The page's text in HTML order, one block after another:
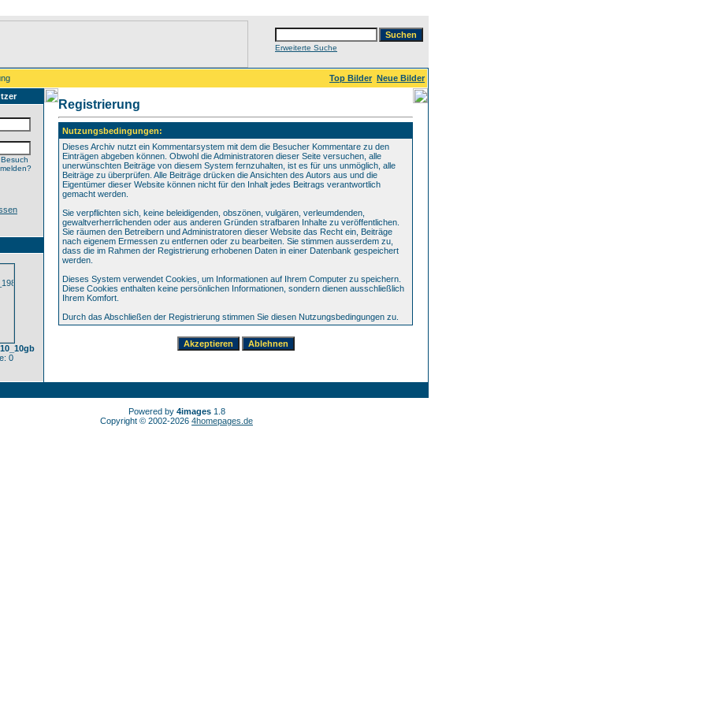
Erweiterte Suche
Top Bilder Neue Bilder
0
Registrierung
Nutzungsbedingungen:
Dieses Archiv nutzt ein Kommentarsystem mit dem die Besucher Kommentare zu den
Einträgen abgeben können. Obwohl die Administratoren dieser Seite versuchen, alle
unerwünschten Beiträge von diesem System fernzuhalten, ist es für uns unmöglich, alle
Beiträge zu überprüfen. Alle Beiträge drücken die Ansichten des Autors aus und die
Eigentümer dieser Website können nicht für den Inhalt jedes Beitrags verantwortlich
gemacht werden.
Sie verpflichten sich, keine beleidigenden, obszönen, vulgären, verleumdenden,
gewaltverherrlichenden oder aus anderen Gründen strafbaren Inhalte zu veröffentlichen.
Sie räumen den Betreibern und Administratoren dieser Website das Recht ein, Beiträge
nach eigenem Ermessen zu entfernen oder zu bearbeiten. Sie stimmen ausserdem zu,
dass die im Rahmen der Registrierung erhobenen Daten in einer Datenbank gespeichert
werden.
Dieses System verwendet Cookies, um Informationen auf Ihrem Computer zu speichern.
Diese Cookies enthalten keine persönlichen Informationen, sondern dienen ausschließlich
Ihrem Komfort.
Durch das Abschließen der Registrierung stimmen Sie diesen Nutzungsbedingungen zu.
Powered by 4images1.8
Copyright © 2002-2026 4homepages.de